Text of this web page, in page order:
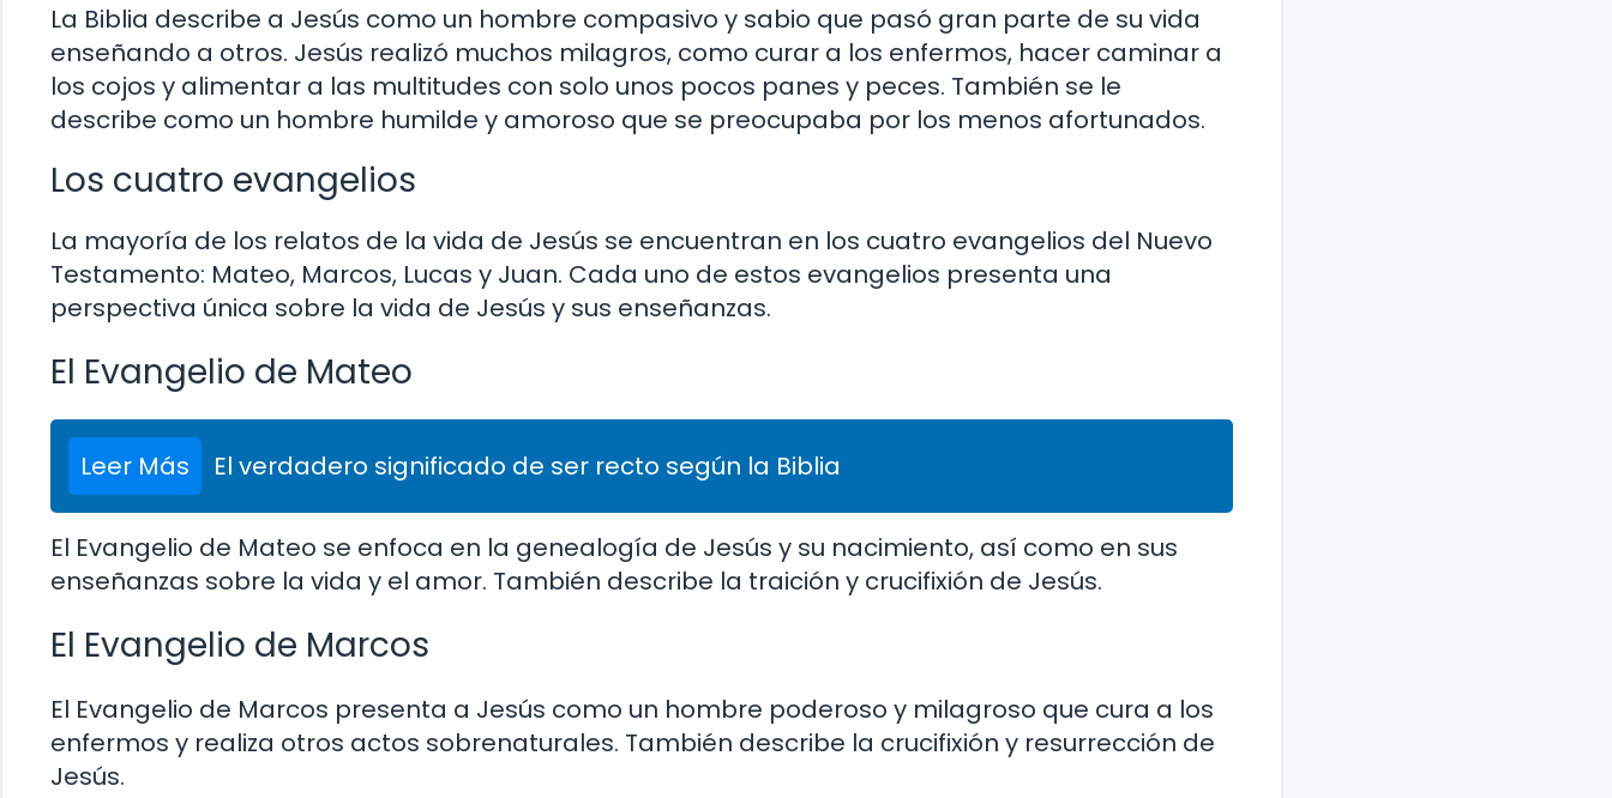
La Biblia describe a Jesús como un hombre compasivo y sabio que pasó gran parte de su vida
enseñando a otros. Jesús realizó muchos milagros, como curar a los enfermos, hacer caminar a
los cojos y alimentar a las multitudes con solo unos pocos panes y peces. También se le
describe como un hombre humilde y amoroso que se preocupaba por los menos afortunados.
Los cuatro evangelios
La mayoría de los relatos de la vida de Jesús se encuentran en los cuatro evangelios del Nuevo
Testamento: Mateo, Marcos, Lucas y Juan. Cada uno de estos evangelios presenta una
perspectiva única sobre la vida de Jesús y sus enseñanzas.
El Evangelio de Mateo
Leer Más El verdadero significado de ser recto según la Biblia
El Evangelio de Mateo se enfoca en la genealogía de Jesús y su nacimiento, así como en sus
enseñanzas sobre la vida y el amor. También describe la traición y crucifixión de Jesús.
El Evangelio de Marcos
El Evangelio de Marcos presenta a Jesús como un hombre poderoso y milagroso que cura a los
enfermos y realiza otros actos sobrenaturales. También describe la crucifixión y resurrección de
Jesús.